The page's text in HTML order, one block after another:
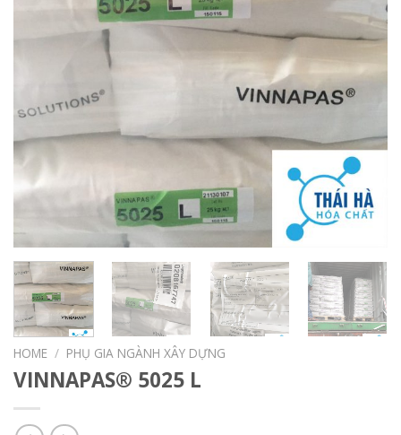
HOME / PHỤ GIA NGÀNH XÂY DỰNG
VINNAPAS® 5025 L